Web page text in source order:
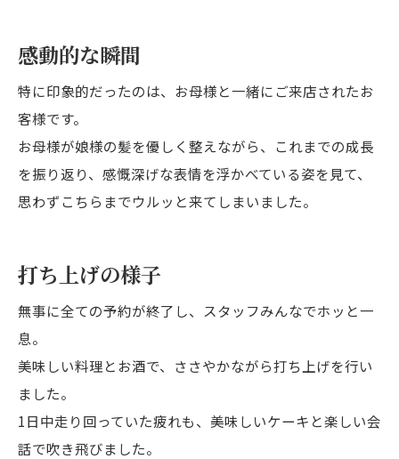
感動的な瞬間
特に印象的だったのは、お母様と一緒にご来店されたお
客様です。
お母様が娘様の髪を優しく整えながら、これまでの成長
を振り返り、感慨深げな表情を浮かべている姿を見て、
思わずこちらまでウルッと来てしまいました。
打ち上げの様子
無事に全ての予約が終了し、スタッフみんなでホッと一
息。
美味しい料理とお酒で、ささやかながら打ち上げを行い
ました。
1日中走り回っていた疲れも、美味しいケーキと楽しい会
話で吹き飛びました。